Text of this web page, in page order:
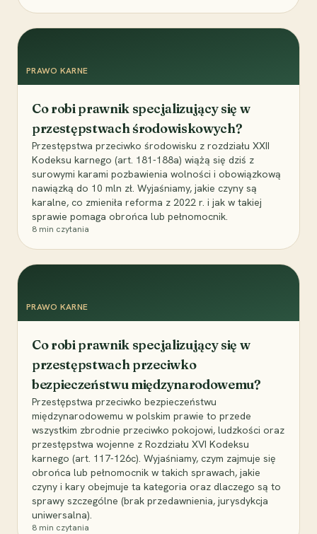
PRAWO KARNE
Co robi prawnik specjalizujący się w
przestępstwach środowiskowych?
Przestępstwa przeciwko środowisku z rozdziału XXII
Kodeksu karnego (art. 181-188a) wiążą się dziś z
surowymi karami pozbawienia wolności i obowiązkową
nawiązką do 10 mln zł. Wyjaśniamy, jakie czyny są
karalne, co zmieniła reforma z 2022 r. i jak w takiej
sprawie pomaga obrońca lub pełnomocnik.
8 min czytania
PRAWO KARNE
Co robi prawnik specjalizujący się w
przestępstwach przeciwko
bezpieczeństwu międzynarodowemu?
Przestępstwa przeciwko bezpieczeństwu
międzynarodowemu w polskim prawie to przede
wszystkim zbrodnie przeciwko pokojowi, ludzkości oraz
przestępstwa wojenne z Rozdziału XVI Kodeksu
karnego (art. 117-126c). Wyjaśniamy, czym zajmuje się
obrońca lub pełnomocnik w takich sprawach, jakie
czyny i kary obejmuje ta kategoria oraz dlaczego są to
sprawy szczególne (brak przedawnienia, jurysdykcja
uniwersalna).
8 min czytania